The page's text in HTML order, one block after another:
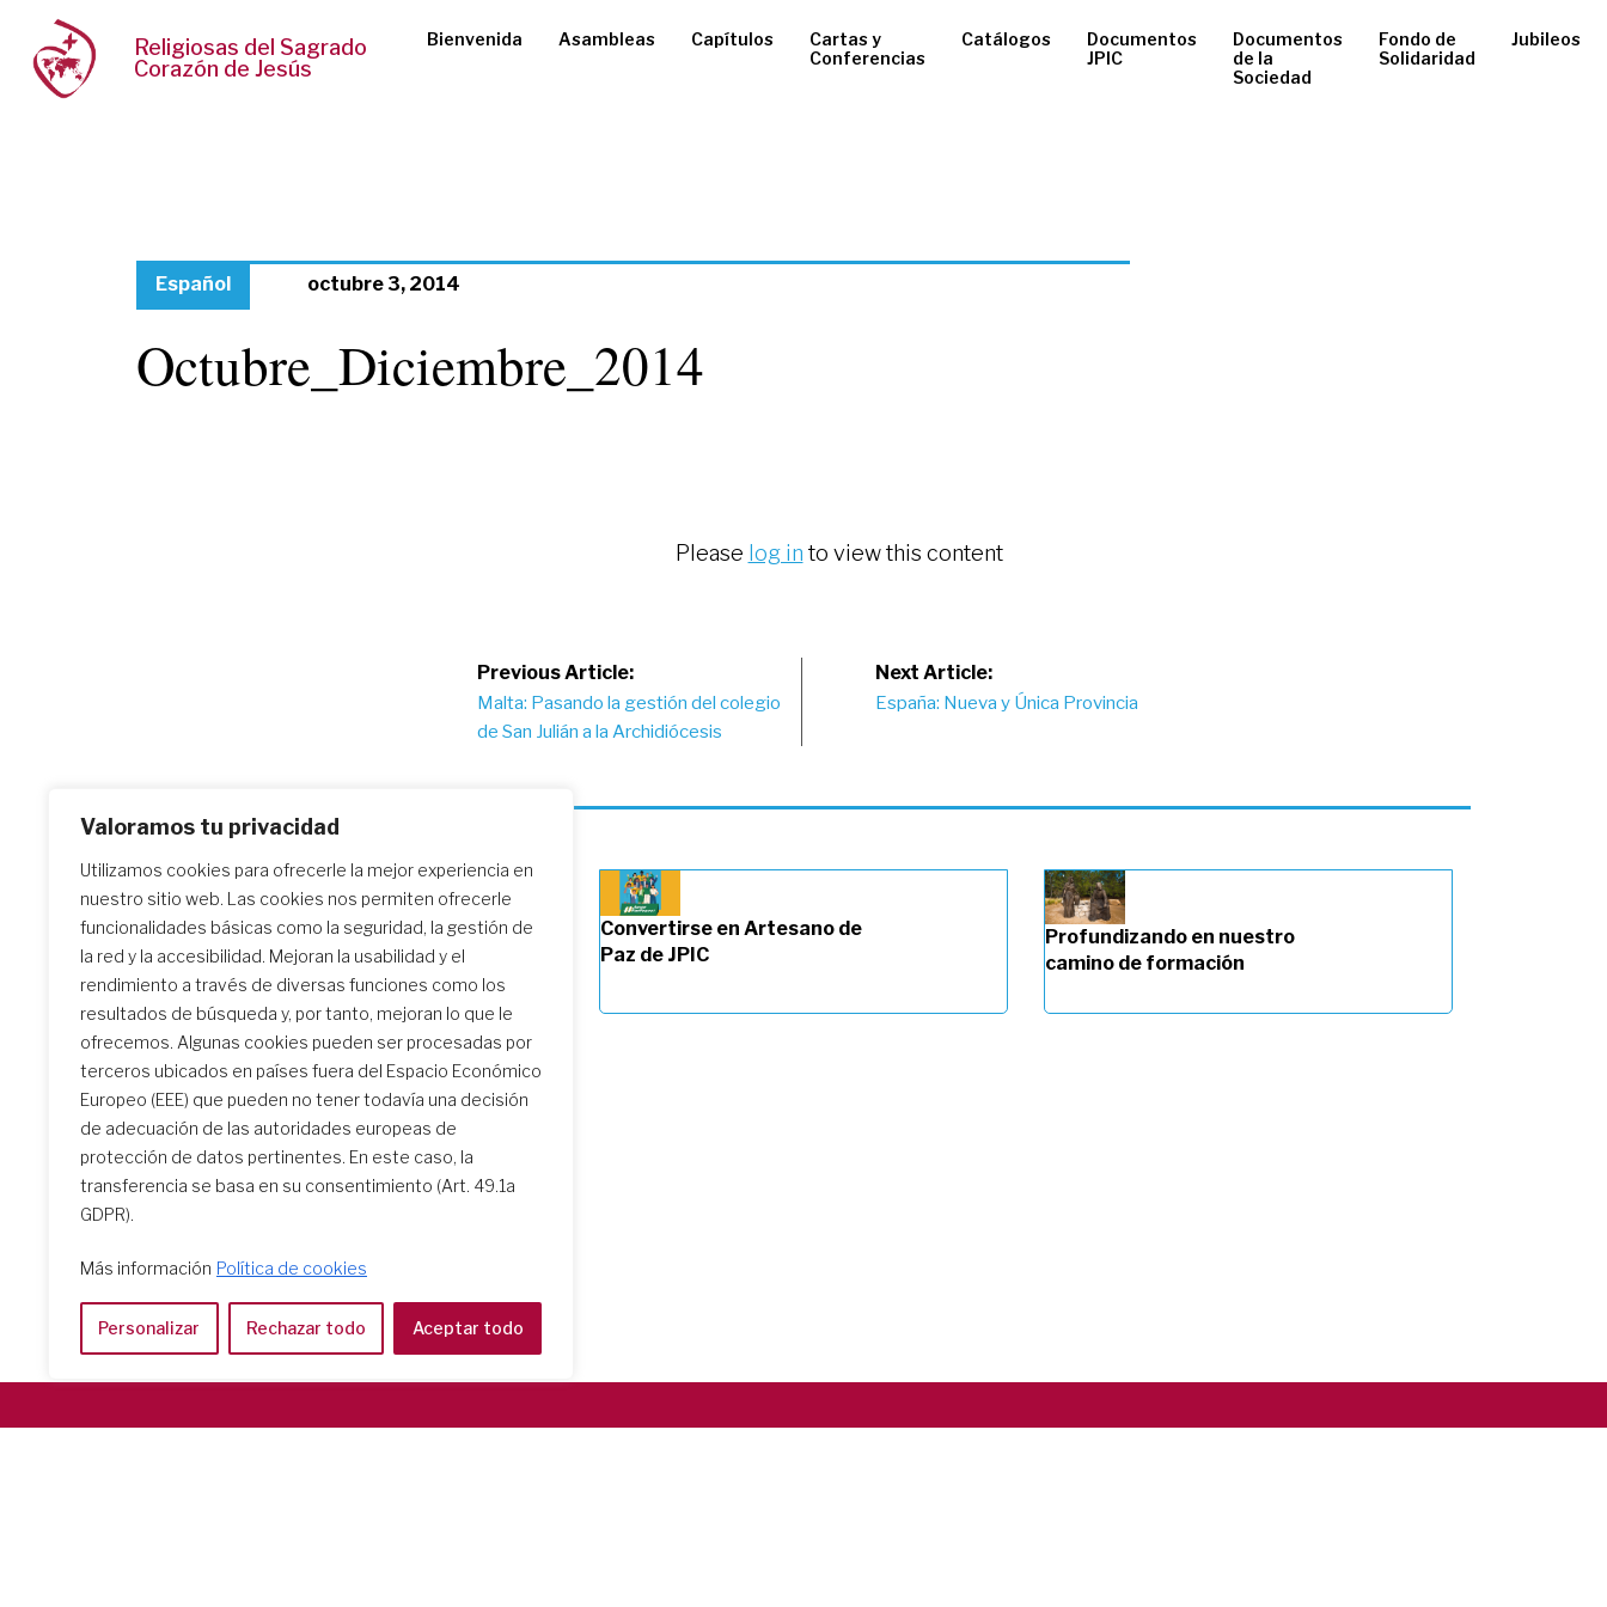
Valoramos tu privacidad
Utilizamos cookies para ofrecerle la mejor experiencia en
nuestro sitio web. Las cookies nos permiten ofrecerle
funcionalidades básicas como la seguridad, la gestión de
la red y la accesibilidad. Mejoran la usabilidad y el
rendimiento a través de diversas funciones como los
resultados de búsqueda y, por tanto, mejoran lo que le
ofrecemos. Algunas cookies pueden ser procesadas por
terceros ubicados en países fuera del Espacio Económico
Europeo (EEE) que pueden no tener todavía una decisión
de adecuación de las autoridades europeas de
protección de datos pertinentes. En este caso, la
transferencia se basa en su consentimiento (Art. 49.1a
GDPR).
Más información Política de cookies
Personalizar Rechazar todo Aceptar todo
Religiosas del Sagrado
Corazón de Jesús
Bienvenida Asambleas Capítulos
Cartas y
Conferencias
Catálogos
Documentos
JPIC
Documentos
de la
Sociedad
Fondo de
Solidaridad
Jubileos
Español octubre 3, 2014
Octubre_Diciembre_2014
Please log in to view this content
Post
navigation
Previous Article:
Malta: Pasando la gestión del colegio
de San Julián a la Archidiócesis
Next Article:
España: Nueva y Única Provincia
Similar Posts
El encuentro de formación
inicial: un camino
transformador
Convertirse en Artesano de
Paz de JPIC
Profundizando en nuestro
camino de formación